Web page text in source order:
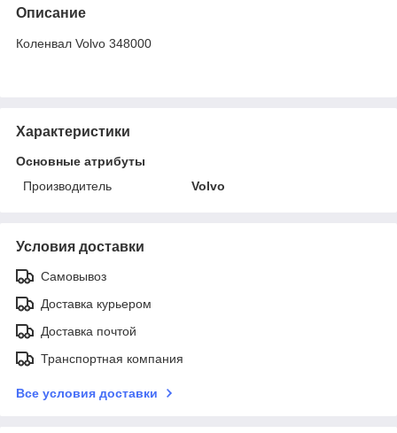
Описание
Коленвал Volvo 348000
Характеристики
Основные атрибуты
Производитель
Volvo
Условия доставки
Самовывоз
Доставка курьером
Доставка почтой
Транспортная компания
Все условия доставки